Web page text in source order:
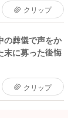
クリップ
の葬儀で声をか
末に募った後悔
クリップ